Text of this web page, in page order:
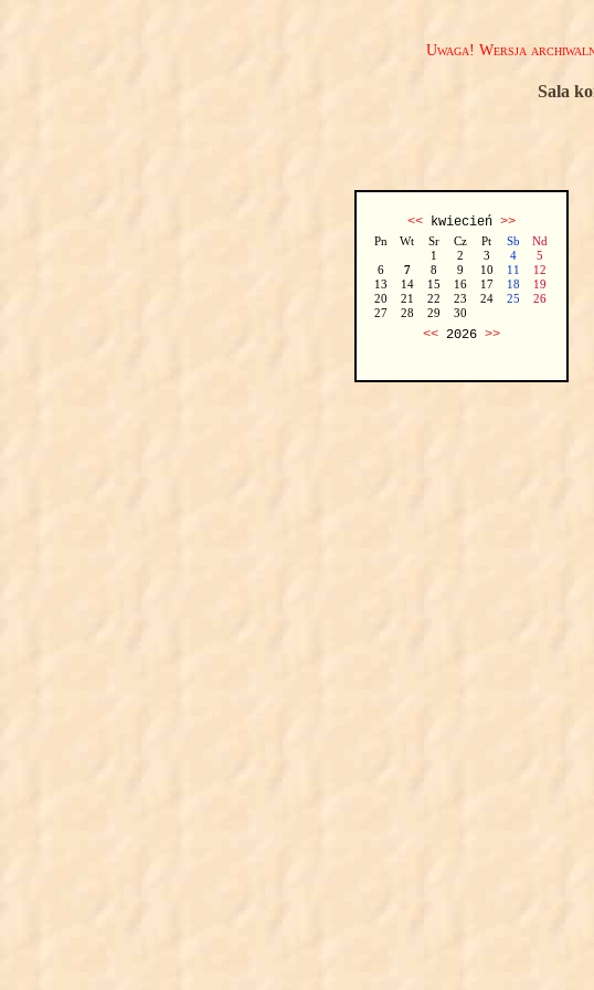
Uwaga! Wersja
Sala
<<kwiecień >>
Pn Wt Sr Cz Pt Sb
Nd
1
2 3 4
5
6
7 8 9 10 11
12
13
14 15 16 17 18
19
20
21 22 23 24 25
26
27
28 29 30
<<2026 >>